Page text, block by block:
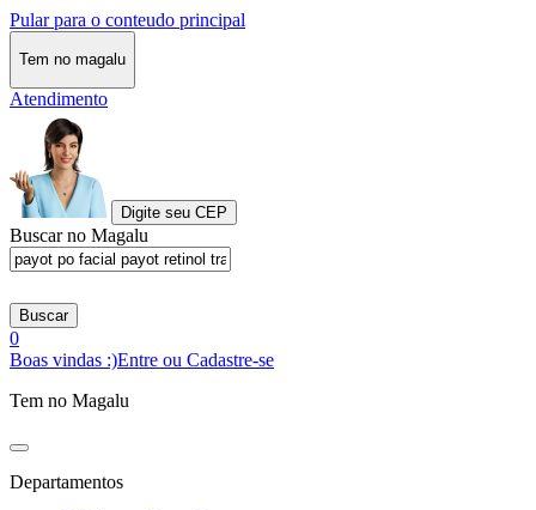
Pular para o conteudo principal
Tem no magalu
Atendimento
Digite seu CEP
Buscar no Magalu
Buscar
0
Boas vindas :)Entre ou Cadastre-se
Tem no Magalu
Departamentos